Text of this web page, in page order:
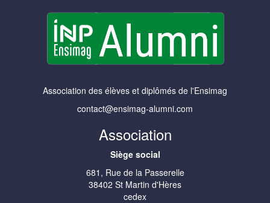
Association des élèves et diplômés de l'Ensimag
contact@ensimag-alumni.com
Association
Siège social
681, Rue de la Passerelle
38402 St Martin d'Hères
cedex